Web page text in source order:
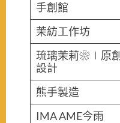
手創館
茉紡工作坊
琉璃茉莉❀∣原創
設計
熊手製造
IMA AME今雨